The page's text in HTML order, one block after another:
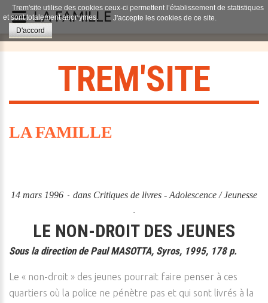
TREM'SITE
LA FAMILLE
14 mars 1996 dans Critiques de livres - Adolescence / Jeunesse
LE NON-DROIT DES JEUNES
Sous la direction de Paul MASOTTA, Syros, 1995, 178 p.
Le « non-droit » des jeunes pourrait faire penser à ces
quartiers où la police ne pénètre pas et qui sont livrés à la
Trem'site utilise des cookies ceux-ci permettent l’établissement de statistiques
et sont totalement anonymes.
J'accepte les cookies de ce site.
D'accord
LA FAMILLE